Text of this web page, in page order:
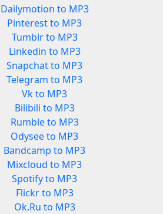
Dailymotion to MP3
Pinterest to MP3
Tumblr to MP3
Linkedin to MP3
Snapchat to MP3
Telegram to MP3
Vk to MP3
Bilibili to MP3
Rumble to MP3
Odysee to MP3
Bandcamp to MP3
Mixcloud to MP3
Spotify to MP3
Flickr to MP3
Ok.Ru to MP3